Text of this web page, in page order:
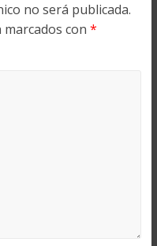
no será publicada.
con *